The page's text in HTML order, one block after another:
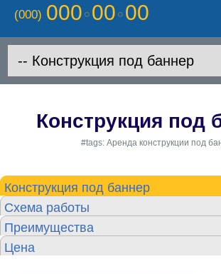
(000) 000 00 00
Конструкция под
#tags: Аренда конструкции под
Конструкция под баннер
Схема работы
Преимущества
Цена